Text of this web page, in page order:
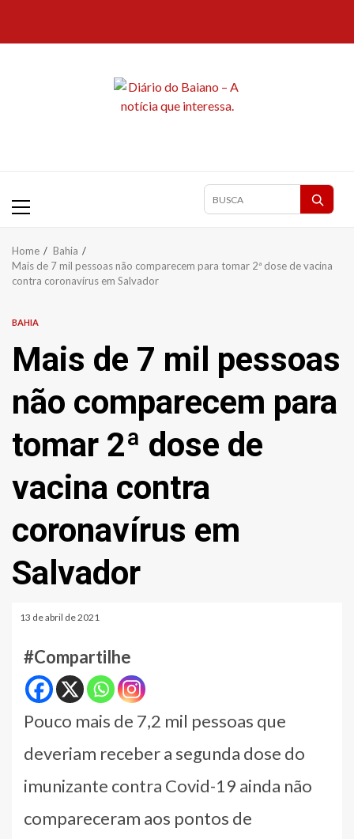
content
Primary
Pesquisar
Home
Bahia
Mais de 7 mil pessoas não comparecem para tomar 2ª dose de vacina
contra coronavírus em Salvador
BAHIA
Mais de 7 mil pessoas
não comparecem para
tomar 2ª dose de
vacina contra
coronavírus em
Salvador
13 de abril de 2021
#Compartilhe
Pouco mais de 7,2 mil pessoas que
deveriam receber a segunda dose do
imunizante contra Covid-19 ainda não
compareceram aos pontos de